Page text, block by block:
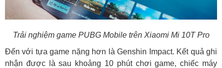
Trải nghiệm game PUBG Mobile trên Xiaomi Mi 10T Pro
Đến với tựa game nặng hơn là Genshin Impact. Kết quả ghi
nhận được là sau khoảng 10 phút chơi game, chiếc máy